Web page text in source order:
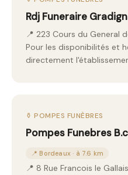
Rdj Funeraire
📍 223 Cours du General
Pour les disponibilités et
directement
⚱️ POMPES FUNÈBRES
Pompes Funebres
📍 Bordeaux · à 7.6 km
📍 8 Rue Francois le